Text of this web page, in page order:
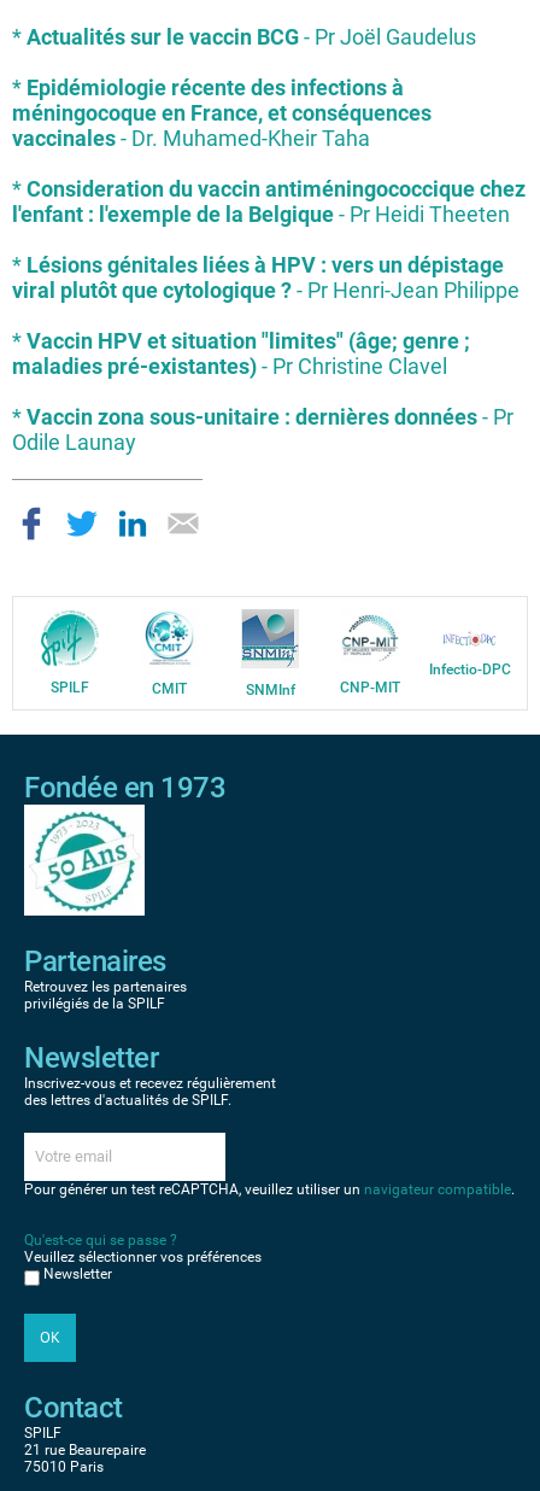
*Actualités sur le vaccin BCG- Pr Joël Gaudelus
* Epidémiologie récente des infections à
méningocoque en France, et conséquences
vaccinales- Dr. Muhamed-Kheir Taha
*Consideration du vaccin antiméningococcique chez
l'enfant : l'exemple de la Belgique- Pr Heidi Theeten
* Lésions génitales liées à HPV : vers un dépistage
viral plutôt que cytologique ?- Pr Henri-Jean Philippe
*Vaccin HPV et situation "limites" (âge; genre ;
maladies pré-existantes)- Pr Christine Clavel
*Vaccin zona sous-unitaire : dernières données- Pr
Odile Launay
SPILF CMIT SNMInf CNP-MIT
Infectio-DPC
Fondée en 1973
Partenaires
Retrouvez les partenaires
privilégiés de la SPILF
Newsletter
Inscrivez-vous et recevez régulièrement
des lettres d'actualités de SPILF.
Pour générer un test reCAPTCHA, veuillez utiliser un navigateur compatible.
Qu'est-ce qui se passe ?
Veuillez sélectionner vos préférences
Newsletter
Contact
SPILF
21 rue Beaurepaire
75010 Paris